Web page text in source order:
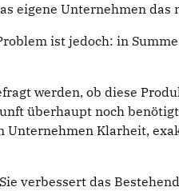
eigene Unternehmen
ist jedoch: in
werden, ob diese
überhaupt noch
Klarheit,
verbessert das